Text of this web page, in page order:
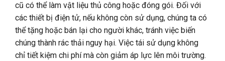
cũ có thể làm vật liệu thủ công hoặc đóng gói. Đối với
các thiết bị điện tử, nếu không còn sử dụng, chúng ta có
thể tặng hoặc bán lại cho người khác, tránh việc biến
chúng thành rác thải nguy hại. Việc tái sử dụng không
chỉ tiết kiệm chi phí mà còn giảm áp lực lên môi trường.